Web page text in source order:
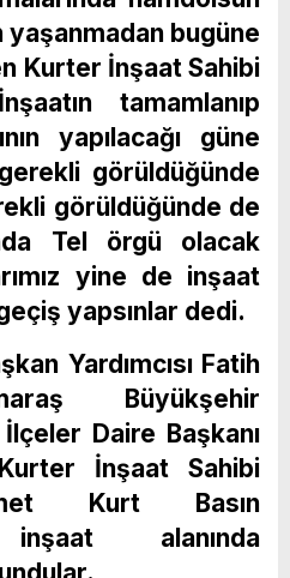
bugüne
Kurter İnşaat Sahibi
tamamlanıp
yapılacağı güne
görüldüğünde
görüldüğünde de
Tel örgü olacak
yine de inşaat
yapsınlar dedi.
Yardımcısı Fatih
Büyükşehir
Daire Başkanı
İnşaat Sahibi
Kurt Basın
inşaat alanında